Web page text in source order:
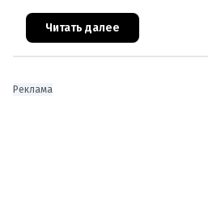
запланированные
физическая и вокальная
Читать далее
Реклама